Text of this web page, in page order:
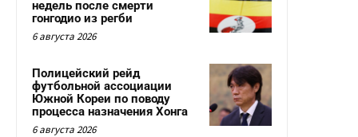
недель после смерти
гонгодио из регби
6 августа 2026
Полицейский рейд
футбольной ассоциации
Южной Кореи по поводу
процесса назначения Хонга
6 августа 2026